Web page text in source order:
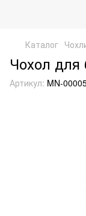
Каталог
Чохол для
Артикул: MN-